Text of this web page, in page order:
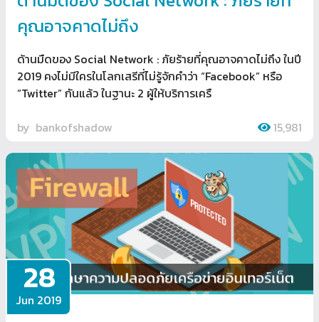
คุณอาจคาดไม่ถึง
ด้านมืดของ Social Network : ภัยร้ายที่คุณอาจคาดไม่ถึง ในปี
2019 คงไม่มีใครในโลกเสรีที่ไม่รู้จักคำว่า “Facebook” หรือ
“Twitter” กันแล้ว ในฐานะ 2 ผู้ให้บริการเครื
by bankofshadow 15,981
28
Jun 2019